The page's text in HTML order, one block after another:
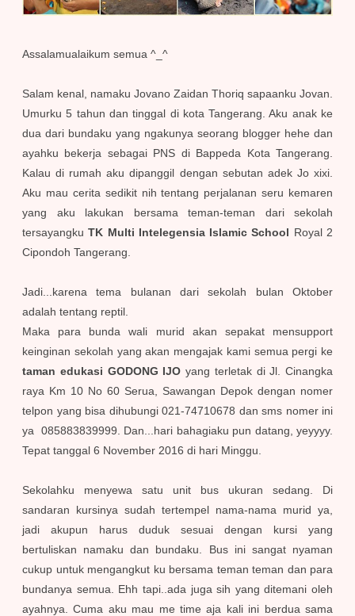
Assalamualaikum semua ^_^
Salam kenal, namaku Jovano Zaidan Thoriq sapaanku Jovan.
Umurku 5 tahun dan tinggal di kota Tangerang. Aku anak ke
dua dari bundaku yang ngakunya seorang blogger hehe dan
ayahku bekerja sebagai PNS di Bappeda Kota Tangerang.
Kalau di rumah aku dipanggil dengan sebutan adek Jo xixi.
Aku mau cerita sedikit nih tentang perjalanan seru kemaren
yang aku lakukan bersama teman-teman dari sekolah
tersayangkuTK Multi Intelegensia Islamic School Royal 2
Cipondoh Tangerang.
Jadi...karena tema bulanan dari sekolah bulan Oktober
adalah tentang reptil.
Maka para bunda wali murid akan sepakat mensupport
keinginan sekolah yang akan mengajak kami semua pergi ke
taman edukasi GODONG IJO yang terletak di Jl. Cinangka
raya Km 10 No 60 Serua, Sawangan Depok dengan nomer
telpon yang bisa dihubungi 021-74710678 dan sms nomer ini
ya 085883839999. Dan...hari bahagiaku pun datang, yeyyyy.
Tepat tanggal 6 November 2016 di hari Minggu.
Sekolahku menyewa satu unit bus ukuran sedang. Di
sandaran kursinya sudah tertempel nama-nama murid ya,
jadi akupun harus duduk sesuai dengan kursi yang
bertuliskan namaku dan bundaku. Bus ini sangat nyaman
cukup untuk mengangkut ku bersama teman teman dan para
bundanya semua. Ehh tapi..ada juga sih yang ditemani oleh
ayahnya. Cuma aku mau me time aja kali ini berdua sama